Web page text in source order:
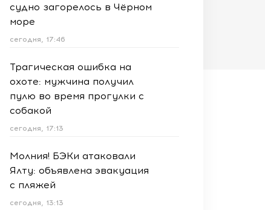
судно загорелось в Чёрном
море
сегодня, 17:46
Трагическая ошибка на
охоте: мужчина получил
пулю во время прогулки с
собакой
сегодня, 17:13
Молния! БЭКи атаковали
Ялту: объявлена эвакуация
с пляжей
сегодня, 13:13